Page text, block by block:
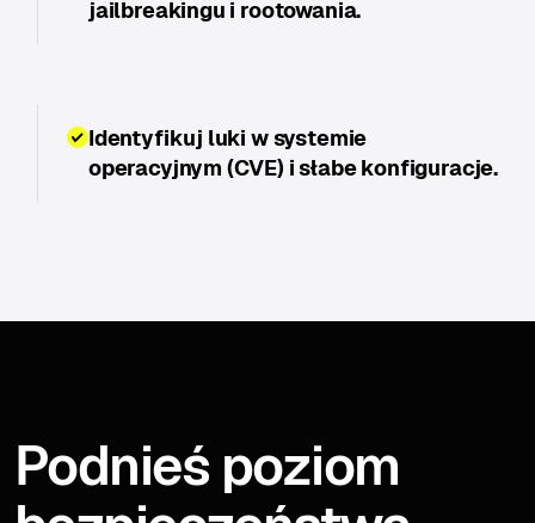
jailbreakingu i rootowania.
Identyfikuj luki w systemie
operacyjnym (CVE) i słabe konfiguracje.
Podnieś poziom